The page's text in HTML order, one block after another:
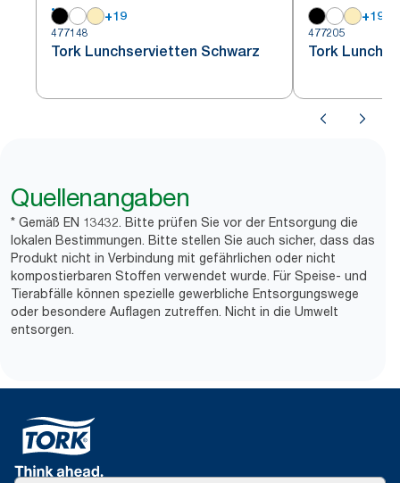
+19
477148
Tork Lunchservietten Schwarz
+19
477205
Tork
Quellenangaben
* Gemäß EN 13432. Bitte prüfen Sie vor der Entsorgung die
lokalen Bestimmungen. Bitte stellen Sie auch sicher, dass das
Produkt nicht in Verbindung mit gefährlichen oder nicht
kompostierbaren Stoffen verwendet wurde. Für Speise- und
Tierabfälle können spezielle gewerbliche Entsorgungswege
oder besondere Auflagen zutreffen. Nicht in die Umwelt
entsorgen.